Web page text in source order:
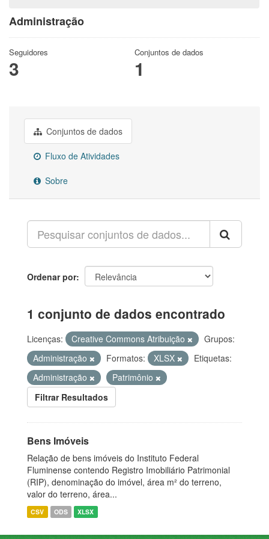
Administração
Seguidores
3
Conjuntos de dados
1
Conjuntos de dados
Fluxo de Atividades
Sobre
Ordenar por
1 conjunto de dados encontrado
Licenças: Creative Commons Atribuição
Grupos:
Administração
Formatos: XLSX
Etiquetas:
Administração
Patrimônio
Filtrar Resultados
Bens Imóveis
Relação de bens imóveis do Instituto Federal
Fluminense contendo Registro Imobiliário Patrimonial
(RIP), denominação do imóvel, área m² do terreno,
valor do terreno, área...
CSV ODS XLSX